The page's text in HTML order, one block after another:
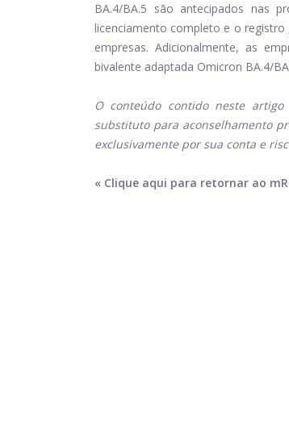
BA.4/BA.5 são antecipados nas
licenciamento completo e o registro
empresas. Adicionalmente, as
bivalente adaptada Omicron BA.4/
O conteúdo contido neste
substituto para aconselhamento
exclusivamente por sua conta e
« Clique aqui para retornar ao